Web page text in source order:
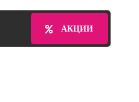
БЕЗАЛКОГОЛЬНЫЕ
АКЦИИ